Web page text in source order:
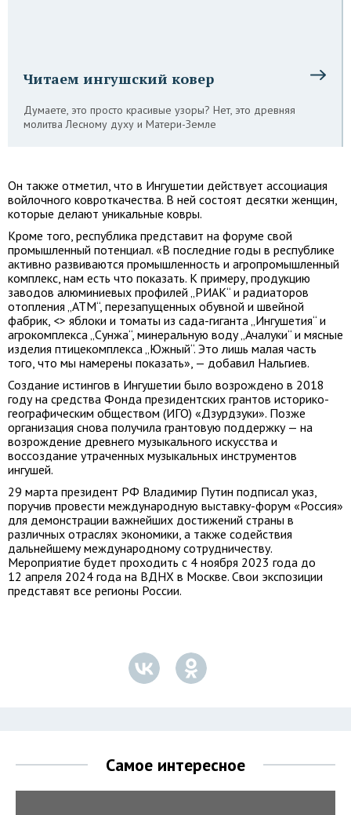
Читаем ингушский ковер
Думаете, это просто красивые узоры? Нет, это древняя
молитва Лесному духу и Матери-Земле
Он также отметил, что в Ингушетии действует ассоциация
войлочного ковроткачества. В ней состоят десятки женщин,
которые делают уникальные ковры.
Кроме того, республика представит на форуме свой
промышленный потенциал. «В последние годы в республике
активно развиваются промышленность и агропромышленный
комплекс, нам есть что показать. К примеру, продукцию
заводов алюминиевых профилей „РИАК“ и радиаторов
отопления „АТМ“, перезапущенных обувной и швейной
фабрик, <> яблоки и томаты из cада-гиганта „Ингушетия“ и
агрокомплекса „Сунжа“, минеральную воду „Ачалуки“ и мясные
изделия птицекомплекса „Южный“. Это лишь малая часть
того, что мы намерены показать», — добавил Нальгиев.
Создание истингов в Ингушетии было возрождено в 2018
году на средства Фонда президентских грантов историко-
географическим обществом (ИГО) «Дзурдзуки». Позже
организация снова получила грантовую поддержку — на
возрождение древнего музыкального искусства и
воссоздание утраченных музыкальных инструментов
ингушей.
29 марта президент РФ Владимир Путин подписал указ,
поручив провести международную выставку-форум «Россия»
для демонстрации важнейших достижений страны в
различных отраслях экономики, а также содействия
дальнейшему международному сотрудничеству.
Мероприятие будет проходить с 4 ноября 2023 года до
12 апреля 2024 года на ВДНХ в Москве. Свои экспозиции
представят все регионы России.
Самое интересное